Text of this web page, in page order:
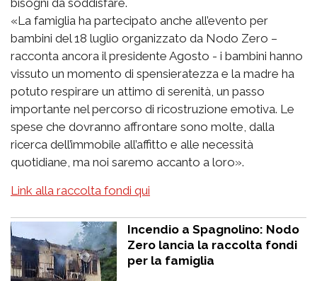
«La famiglia ha partecipato anche all’evento per
bambini del 18 luglio organizzato da Nodo Zero –
racconta ancora il presidente Agosto - i bambini hanno
vissuto un momento di spensieratezza e la madre ha
potuto respirare un attimo di serenità, un passo
importante nel percorso di ricostruzione emotiva. Le
spese che dovranno affrontare sono molte, dalla
ricerca dell’immobile all’affitto e alle necessità
quotidiane, ma noi saremo accanto a loro».
Link alla raccolta fondi qui
Incendio a Spagnolino: Nodo
Zero lancia la raccolta fondi
per la famiglia